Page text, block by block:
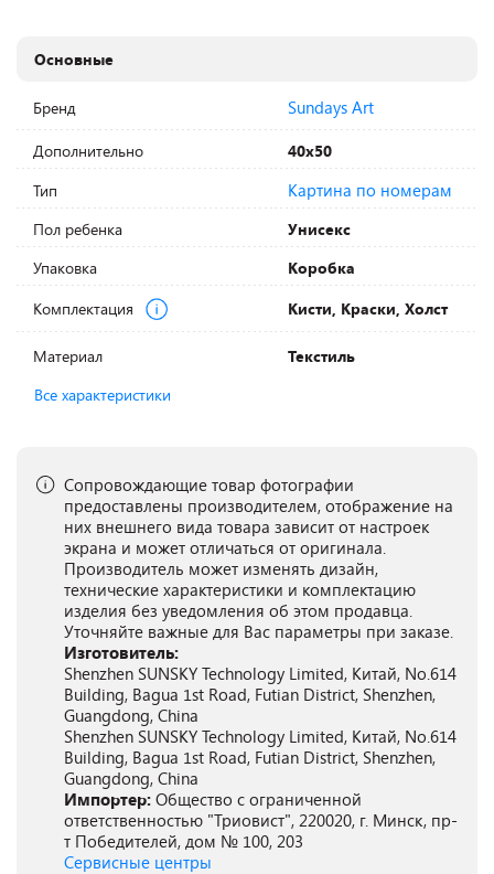
Основные
Бренд Sundays Art
Дополнительно
40х50
Тип
Картина по номерам
Пол ребенка
Унисекс
Упаковка
Коробка
Комплектация
Кисти, Краски, Холст
Материал
Текстиль
Все характеристики
Сопровождающие товар фотографии
предоставлены производителем, отображение на
них внешнего вида товара зависит от настроек
экрана и может отличаться от оригинала.
Производитель может изменять дизайн,
технические характеристики и комплектацию
изделия без уведомления об этом продавца.
Уточняйте важные для Вас параметры при заказе.
Изготовитель:
Shenzhen SUNSKY Technology Limited, Китай, No.614
Building, Bagua 1st Road, Futian District, Shenzhen,
Guangdong, China
Shenzhen SUNSKY Technology Limited, Китай, No.614
Building, Bagua 1st Road, Futian District, Shenzhen,
Guangdong, China
Импортер: Общество с ограниченной
ответственностью "Триовист", 220020, г. Минск, пр-
т Победителей, дом № 100, 203
Сервисные центры